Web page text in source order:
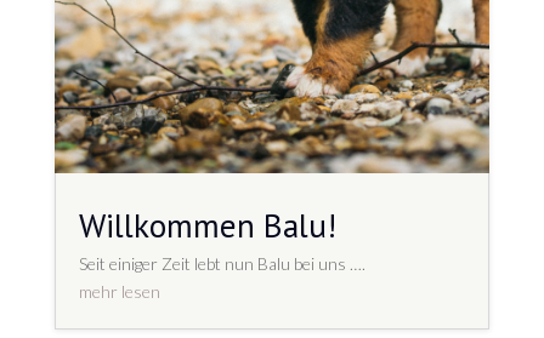
Willkommen Balu!
Seit einiger Zeit lebt nun Balu bei uns ….
mehr lesen